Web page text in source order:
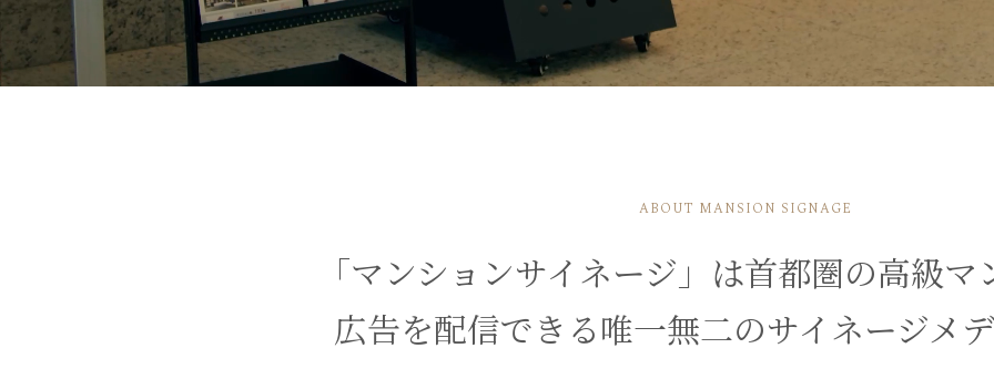
ABOUT MANSION SIGNAGE
「マンションサイネージ」は首都圏の高級
広告を配信できる唯一無二のサイネージメ